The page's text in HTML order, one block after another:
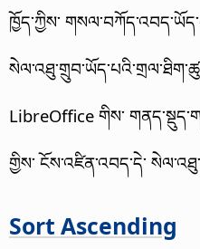
ཁྱོད་ཀྱིས་
LibreOffice གིས་
གྱིས་ ངོས་འཛིན་འབད་དེ་
Sort Ascending